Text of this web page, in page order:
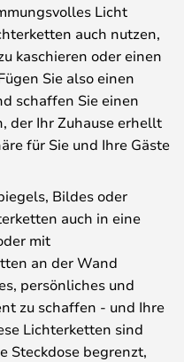
Licht
auch nutzen,
kaschieren oder einen
Sie also einen
schaffen Sie einen
der Ihr Zuhause erhellt
für Sie und Ihre Gäste
Bildes oder
auch in eine
mit
an der Wand
persönliches und
zu schaffen - und Ihre
Lichterketten sind
Steckdose begrenzt,